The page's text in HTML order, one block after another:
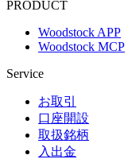
PRODUCT
Woodstock APP
Woodstock MCP
Service
お取引
口座開設
取扱銘柄
入出金